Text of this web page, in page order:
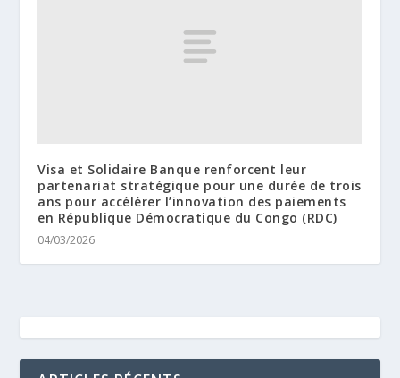
Visa et Solidaire Banque renforcent leur
partenariat stratégique pour une durée de trois
ans pour accélérer l’innovation des paiements
en République Démocratique du Congo (RDC)
04/03/2026